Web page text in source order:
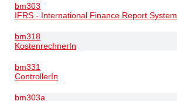
bm303
IFRS - International Finance Report System
bm318
KostenrechnerIn
bm331
ControllerIn
bm303a